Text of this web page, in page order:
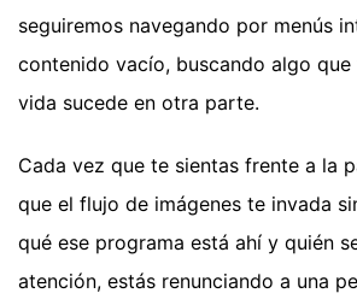
seguiremos navegando por menús
contenido vacío, buscando algo que
vida sucede en otra parte.
Cada vez que te sientas frente a la
que el flujo de imágenes te invada
qué ese programa está ahí y quién
atención, estás renunciando a una